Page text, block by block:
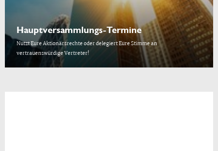
Hauptversammlungs-Termine
Nutzt Eure Aktionärsrechte oder delegiert Eure Stimme an
vertrauenswürdige Vertreter!